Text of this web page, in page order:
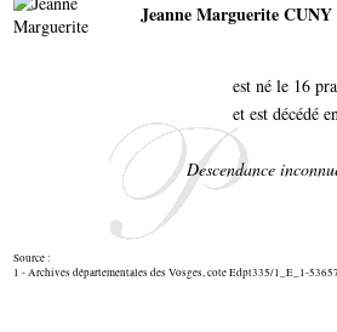
Jeanne Marguerite CUNY
est né le 16
et est décédé
Descendance
Source :
1 - Archives départementales des Vosges, cote Edpt335/1_E_1-53657